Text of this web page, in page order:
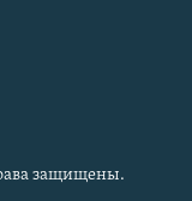
защищены.